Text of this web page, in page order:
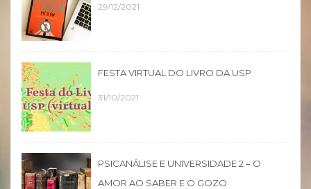
29/12/2021
FESTA VIRTUAL DO LIVRO DA USP
31/10/2021
PSICANÁLISE E UNIVERSIDADE 2 – O
AMOR AO SABER E O GOZO